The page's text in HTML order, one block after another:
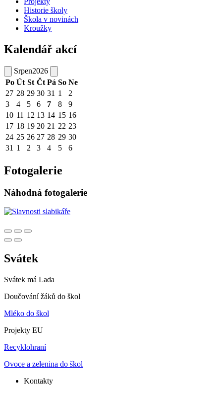
Historie školy
Škola v novinách
Kroužky
Kalendář akcí
Srpen2026
Po Út St Čt Pá So Ne
27 28 29 30 31 1
2
3
4 5 6 7 8
9
10 11 12 13 14 15 16
17 18 19 20 21 22 23
24 25 26 27 28 29 30
31 1 2 3 4 5 6
Fotogalerie
Náhodná fotogalerie
Svátek
Svátek má Lada
Doučování žáků do škol
Mléko do škol
Projekty EU
Recyklohraní
Ovoce a zelenina do škol
Kontakty